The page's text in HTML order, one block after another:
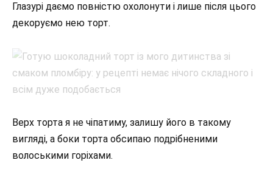
Глазурі даємо повністю охолонути і лише після цього
декоруємо нею торт.
Верх торта я не чіпатиму, залишу його в такому
вигляді, а боки торта обсипаю подрібненими
волоськими горіхами.